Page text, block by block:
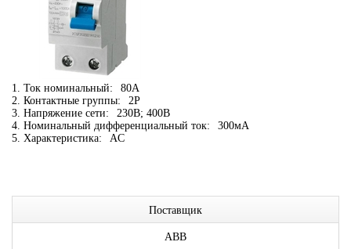
1. Ток номинальный:
80А
2. Контактные группы:
2P
3. Напряжение сети:
230В; 400В
4. Номинальный дифференциальный ток:
300мА
5. Характеристика:
AC
Поставщик
ABB